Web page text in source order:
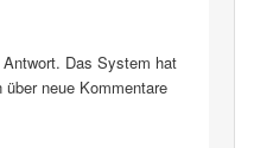
Das System hat
neue Kommentare